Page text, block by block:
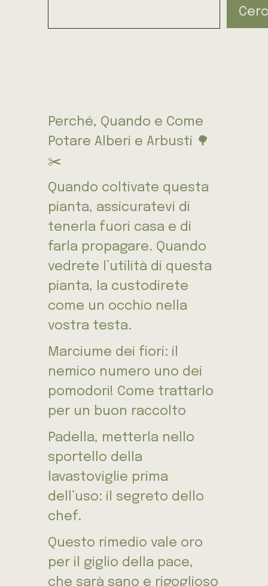
Perché, Quando e Come
Potare Alberi e Arbusti 🌳
✂️
Quando coltivate questa
pianta, assicuratevi di
tenerla fuori casa e di
farla propagare. Quando
vedrete l’utilità di questa
pianta, la custodirete
come un occhio nella
vostra testa.
Marciume dei fiori: il
nemico numero uno dei
pomodori! Come trattarlo
per un buon raccolto
Padella, metterla nello
sportello della
lavastoviglie prima
dell’uso: il segreto dello
chef.
Questo rimedio vale oro
per il giglio della pace,
che sarà sano e rigoglioso